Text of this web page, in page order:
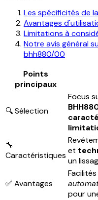
Les spécificités de
Avantages
Limitations à
Notre avis général
bhh880/00
Points
principaux
🔍 Sélection
Focus
🔧
Caractéristiques et
un
✅ Avantages
pour